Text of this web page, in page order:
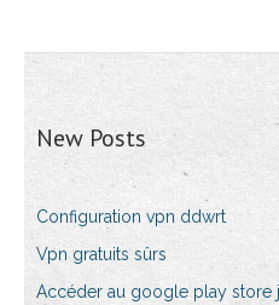
New Posts
Configuration vpn ddwrt
Vpn gratuits sûrs
Accéder au google play store